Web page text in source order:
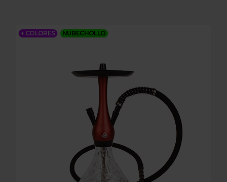
+ COLORES NUBECHOLLO
SHISHA ER APOLO